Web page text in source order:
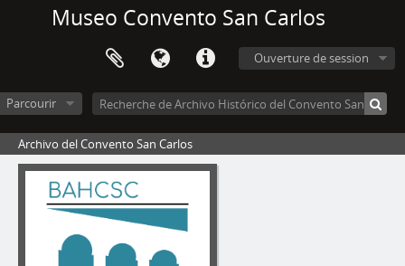
Museo Convento San Carlos
Ouverture de session
Parcourir
Archivo del Convento San Carlos